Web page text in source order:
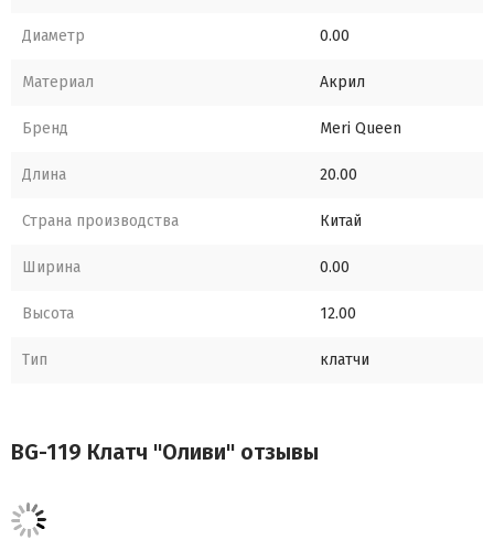
Диаметр 0.00
Материал Акрил
Бренд Meri Queen
Длина 20.00
Страна производства Китай
Ширина 0.00
Высота 12.00
Тип клатчи
BG-119 Клатч "Оливи" отзывы